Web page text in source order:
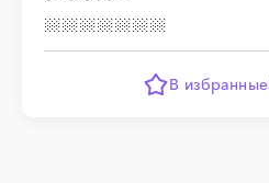
В избранные